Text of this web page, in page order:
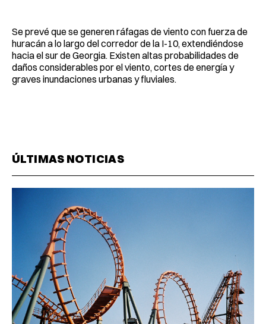
Se prevé que se generen ráfagas de viento con fuerza de
huracán a lo largo del corredor de la I-10, extendiéndose
hacia el sur de Georgia. Existen altas probabilidades de
daños considerables por el viento, cortes de energía y
graves inundaciones urbanas y fluviales.
ÚLTIMAS NOTICIAS